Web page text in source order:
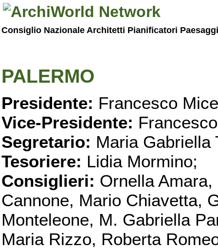
Consiglio Nazionale Architetti Pianificatori
PALERMO
Presidente: Francesco
Vice-Presidente:
Segretario: Maria Gabriella
Tesoriere: Lidia Mormino;
Consiglieri: Ornella
Cannone, Mario Chiavetta,
Monteleone, M. Gabriella
Maria Rizzo, Roberta